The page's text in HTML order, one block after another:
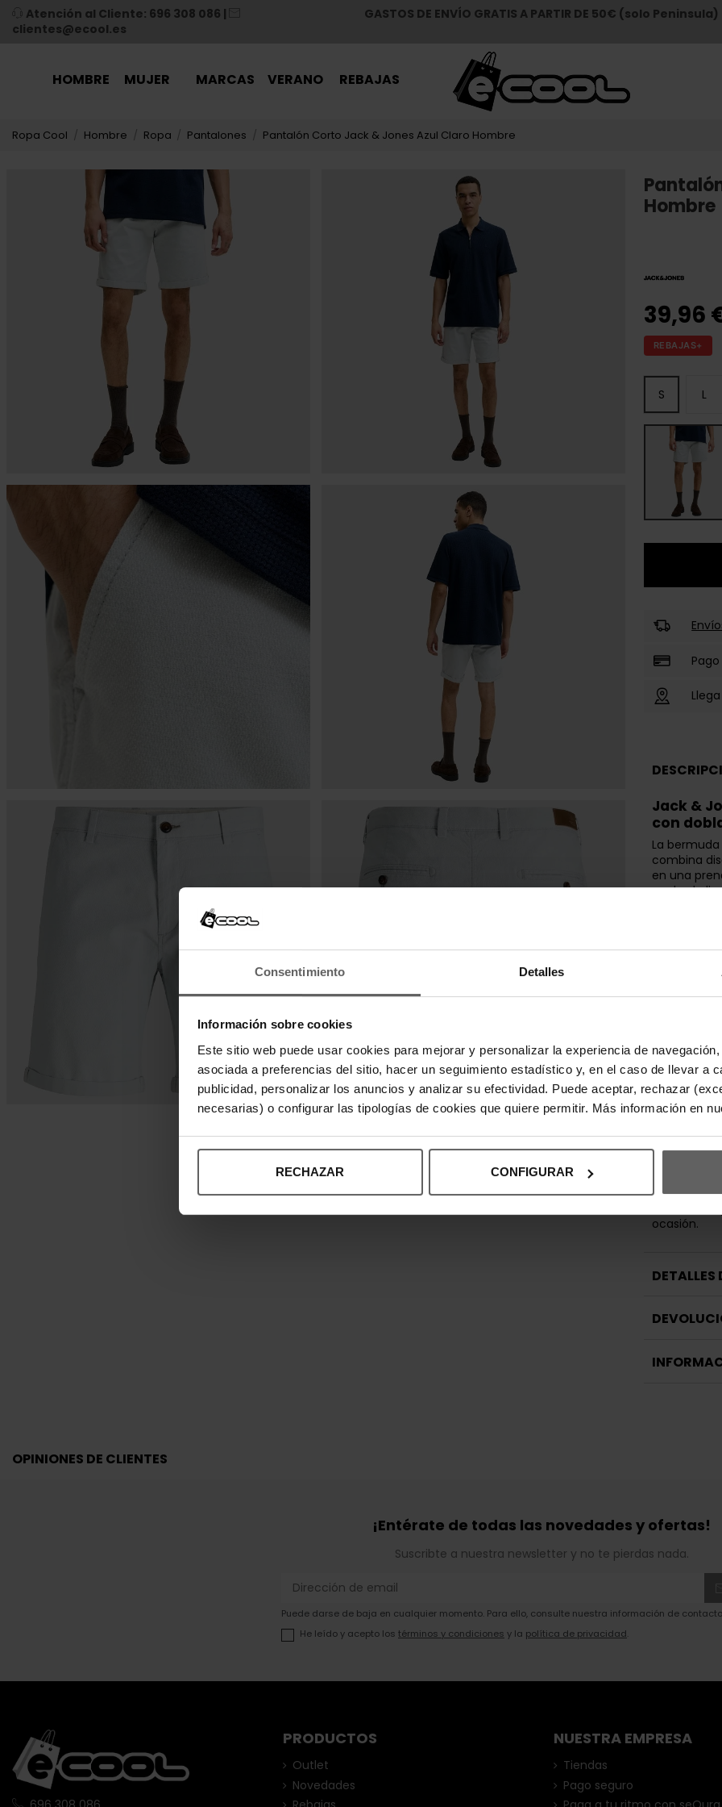
Consentimiento Detalles
Información sobre cookies
Este sitio web puede usar cookies para mejorar y personalizar la experiencia de
asociada a preferencias del sitio, hacer un seguimiento estadístico y, en el caso de llevar a
publicidad, personalizar los anuncios y analizar su efectividad. Puede aceptar, rechazar
necesarias) o configurar las tipologías de cookies que quiere permitir. Más información en
RECHAZAR CONFIGURAR
Atención al Cliente: 696 308 086 |
clientes@ecool.es
GASTOS DE ENVÍO GRATIS A PARTIR DE 50€ (solo Peninsula)
HOMBRE MUJER MARCAS VERANO REBAJAS
Ropa Cool Hombre Ropa Pantalones Pantalón Corto Jack & Jones Azul Claro Hombre
Hombre
39,96
REBAJAS+
S L
Jack &
con
La
combina
en una
acabado
convierten
ligera
hombre
Diseñada
de ocio,
aportan
mejora el
garantiza
Ideal para
chino se
prenda
ocasión.
DETALLES
OPINIONES DE CLIENTES
¡Entérate de todas las novedades y ofertas!
Suscribte a nuestra newsletter y no te pierdas nada.
Puede darse de baja en cualquier momento. Para ello, consulte nuestra información de
He leído y acepto los términos y condiciones y la política de privacidad.
PRODUCTOS
Outlet
Novedades
NUESTRA EMPRESA
Tiendas
Pago seguro